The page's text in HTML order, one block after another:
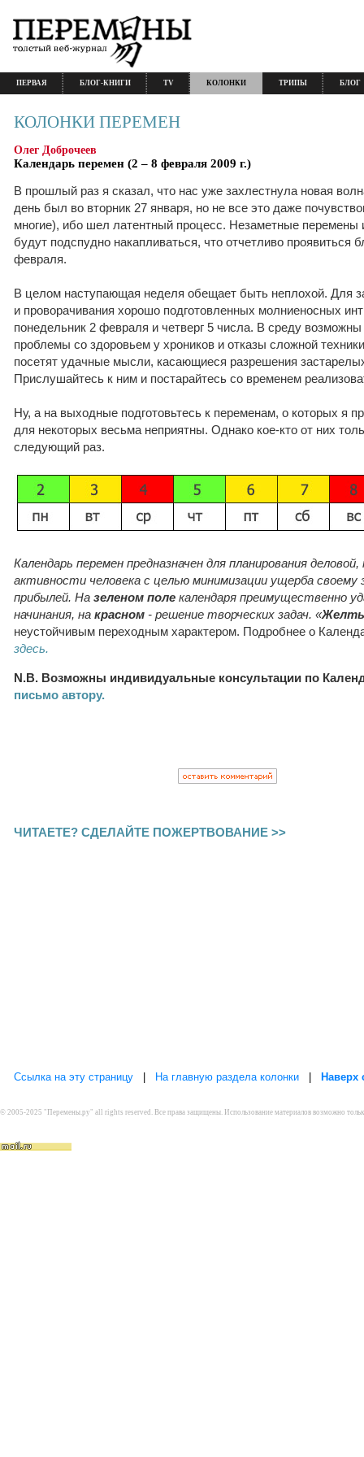
ПЕРВАЯ БЛОГ-КНИГИ TV КОЛОНКИ ТРИПЫ БЛОГ
КОЛОНКИ ПЕРЕМЕН
Олег Доброчеев
Календарь перемен (2 – 8 февраля 2009 г.)
В прошлый раз я сказал, что нас уже захлестнула новая
день был во вторник 27 января, но не все это даже
многие), ибо шел латентный процесс. Незаметные
будут подспудно накапливаться, что отчетливо проявиться
февраля.
В целом наступающая неделя обещает быть неплохой. Для
и проворачивания хорошо подготовленных молниеносных
понедельник 2 февраля и четверг 5 числа. В среду
проблемы со здоровьем у хроников и отказы сложной
посетят удачные мысли, касающиеся разрешения
Прислушайтесь к ним и постарайтесь со временем
Ну, а на выходные подготовьтесь к переменам, о которых я
для некоторых весьма неприятны. Однако кое-кто от них
следующий раз.
Календарь перемен предназначен для планирования
активности человека с целью минимизации ущерба своему
прибылей. На зеленом поле календаря преимущественно
начинания, на красном - решение творческих задач. «
неустойчивым переходным характером. Подробнее о
здесь.
N.B. Возможны индивидуальные консультации по
письмо автору.
ЧИТАЕТЕ? СДЕЛАЙТЕ ПОЖЕРТВОВАНИЕ >>
Ссылка на эту страницу На главную раздела колонки Наверх
© 2005-2025 "Перемены.ру" all rights reserved. Все права защищены. Использование материалов возможно